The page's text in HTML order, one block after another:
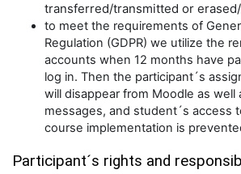
transferred/transmitted or
to meet the requirements of
Regulation (GDPR) we utilize the
accounts when 12 months have
log in. Then the participant´s
will disappear from Moodle as well
messages, and student´s access
course implementation is
Participant´s rights and